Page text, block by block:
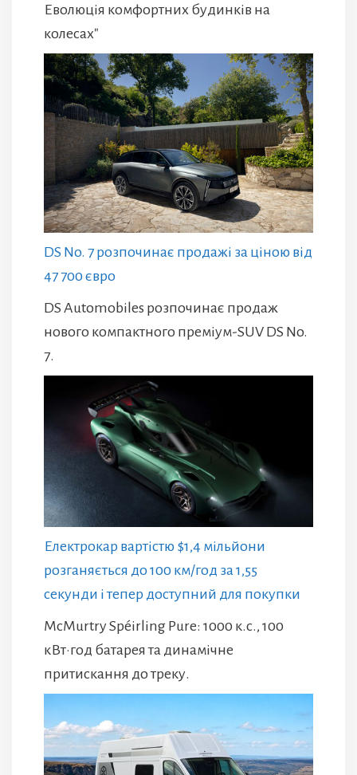
Еволюція комфортних будинків на
колесах"
DS No. 7 розпочинає продажі за ціною від
47 700 євро
DS Automobiles розпочинає продаж
нового компактного преміум-SUV DS No.
7.
Електрокар вартістю $1,4 мільйони
розганяється до 100 км/год за 1,55
секунди і тепер доступний для покупки
McMurtry Spéirling Pure: 1000 к.с., 100
кВт·год батарея та динамічне
притискання до треку.